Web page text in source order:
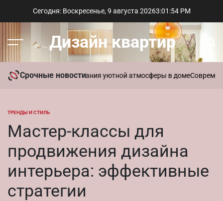
Сегодня: Воскресенье, 9 августа 20263:01 :55 PM
Меню Дизайн квартир
Срочные новости
ароматы для создания уютной атмосферы в домеСовременный
ОПУБЛИКОВАНО
ТРЕНДЫ И СТИЛЬ
Мастер-классы для
продвижения дизайна
интерьера: эффективные
стратегии